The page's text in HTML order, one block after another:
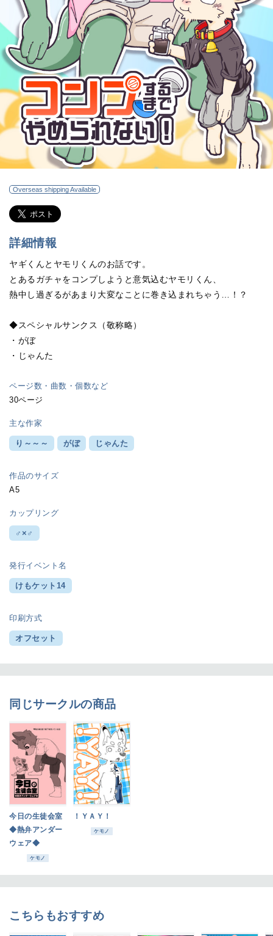
Overseas shipping Available
詳細情報
ヤギくんとヤモリくんのお話です。
とあるガチャをコンプしようと意気込むヤモリくん、
熱中し過ぎるがあまり大変なことに巻き込まれちゃう…！？
◆スペシャルサンクス（敬称略）
・がぼ
・じゃんた
ページ数・曲数・個数など
30ページ
主な作家
り～～～ がぼ じゃんた
作品のサイズ
A5
カップリング
♂×♂
発行イベント名
けもケット14
印刷方式
オフセット
同じサークルの商品
今日の生徒会室
◆熱弁アンダー
ウェア◆
ケモノ
！ＹＡＹ！
ケモノ
こちらもおすすめ